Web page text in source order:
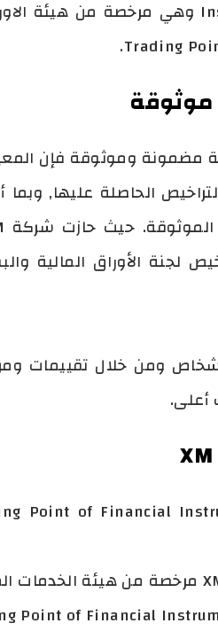
وموثوقة فإن
أعلى.